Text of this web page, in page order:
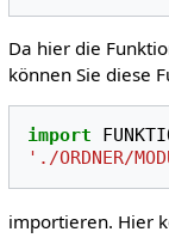
Da hier die
können Sie diese
import
'./ORDNER/
importieren. Hier